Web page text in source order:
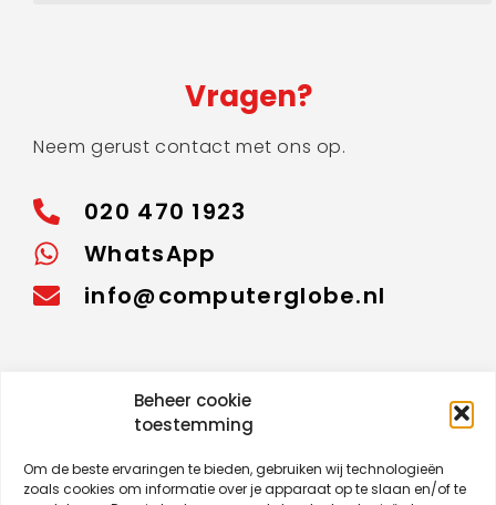
Beheer cookie
toestemming
Om de beste ervaringen te bieden, gebruiken wij technologieën
zoals cookies om informatie over je apparaat op te slaan en/of te
Vragen?
Neem gerust contact met ons op.
020 470 1923
WhatsApp
info@computerglobe.nl
Bekijk reparatie status